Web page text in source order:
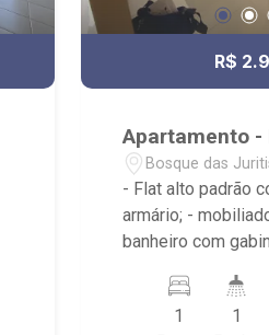
R$
Bosque das
- Flat alto padrão
armário; -
banheiro com gabinete
cama 2 lugares; -
cozinha
1
1